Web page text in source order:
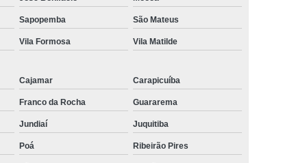
Preenchimento Capilar com Micro Ponto
Preenchimento Capilar com Pigmentação
Preenchimento Capilar Masculino
Preenchimento Capilar nas Entradas
Diminuir Testa
Tratamento de Calvície
Sapopemba São Mateus
Vila Formosa Vila Matilde
Cajamar Carapicuíba
Franco da Rocha Guararema
Jundiaí Juquitiba
Poá Ribeirão Pires